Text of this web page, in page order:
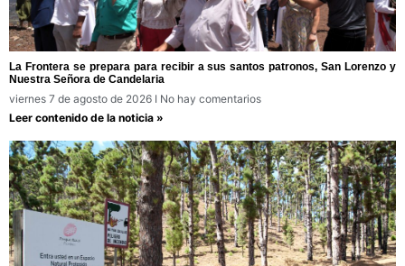
La Frontera se prepara para recibir a sus santos patronos, San Lorenzo y
Nuestra Señora de Candelaria
viernes 7 de agosto de 2026
No hay comentarios
Leer contenido de la noticia »